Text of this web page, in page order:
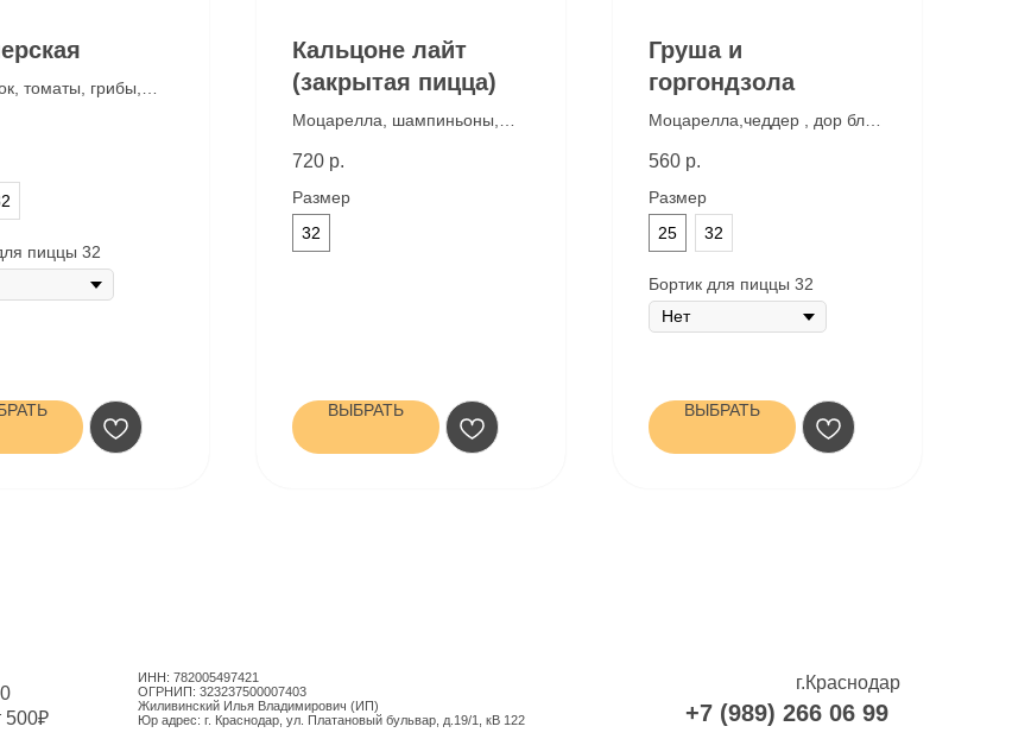
томаты, грибы,
соус и соус песто
пиццы 32
Кальцоне лайт
(закрытая пицца)
Моцарелла, шампиньоны,
соус
720 р.
Размер
32
ВЫБРАТЬ
Груша и
горгондзола
Моцарелла,чеддер , дор блю,
белый соус
560 р.
Размер
25
32
Бортик для пиццы 32
ВЫБРАТЬ
г.Краснодар
+7 (989) 266 06 99
500₽
ИНН: 782005497421
ОГРНИП: 323237500007403
Жиливинский Илья Владимирович (ИП)
Юр адрес: г. Краснодар, ул. Платановый бульвар, д.19/1, кВ 122